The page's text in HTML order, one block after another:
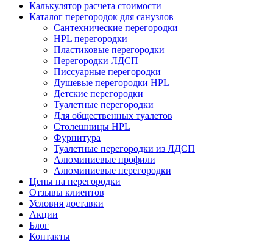
Калькулятор расчета стоимости
Каталог перегородок для санузлов
Сантехнические перегородки
HPL перегородки
Пластиковые перегородки
Перегородки ЛДСП
Писсуарные перегородки
Душевые перегородки HPL
Детские перегородки
Туалетные перегородки
Для общественных туалетов
Столешницы HPL
Фурнитура
Туалетные перегородки из ЛДСП
Алюминиевые профили
Алюминиевые перегородки
Цены на перегородки
Отзывы клиентов
Условия доставки
Акции
Блог
Контакты